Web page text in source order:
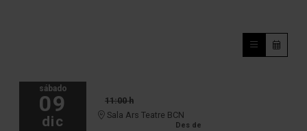
sábado
09
dic
11:00 h
Sala Ars Teatre BCN
Des de